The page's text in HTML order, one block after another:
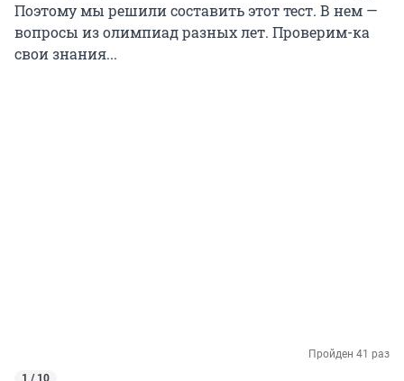
Поэтому мы решили составить этот тест. В нем —
вопросы из олимпиад разных лет. Проверим-ка
свои знания...
Пройден 41 раз